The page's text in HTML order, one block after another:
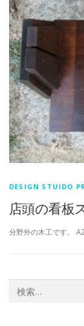
お仕事の依頼・
DESIGN STUIDO
店頭の看板
分野外の木工です。
索: